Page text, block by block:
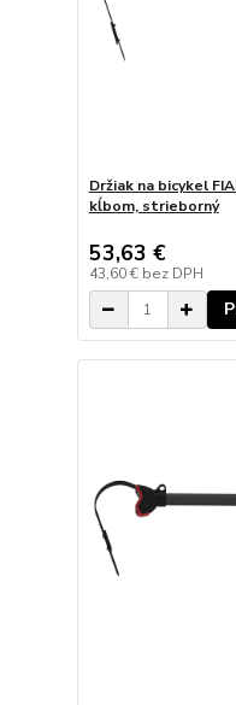
Držiak na bicykel
kĺbom, strieborný
53,63 €
43,60 € bez DPH